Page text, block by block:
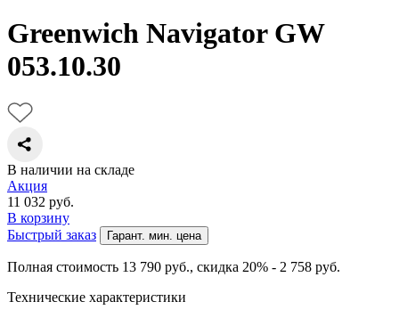
Greenwich Navigator GW
053.10.30
В наличии на складе
Акция
11 032 руб.
В корзину
Быстрый заказ
Гарант. мин. цена
Полная стоимость 13 790 руб., скидка 20% - 2 758 руб.
Технические характеристики